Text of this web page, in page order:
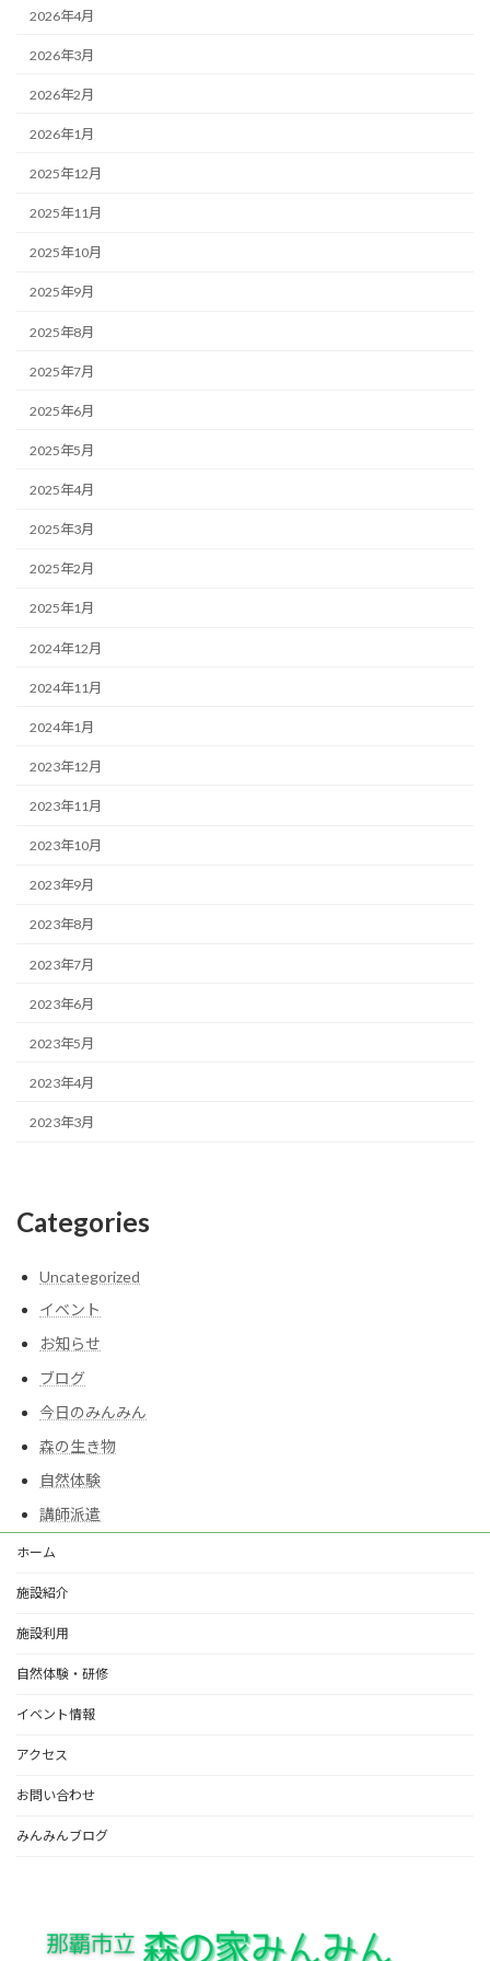
2026年4月
2026年3月
2026年2月
2026年1月
2025年12月
2025年11月
2025年10月
2025年9月
2025年8月
2025年7月
2025年6月
2025年5月
2025年4月
2025年3月
2025年2月
2025年1月
2024年12月
2024年11月
2024年1月
2023年12月
2023年11月
2023年10月
2023年9月
2023年8月
2023年7月
2023年6月
2023年5月
2023年4月
2023年3月
Categories
Uncategorized
イベント
お知らせ
ブログ
今日のみんみん
森の生き物
自然体験
講師派遣
ホーム
施設紹介
施設利用
自然体験・研修
イベント情報
アクセス
お問い合わせ
みんみんブログ